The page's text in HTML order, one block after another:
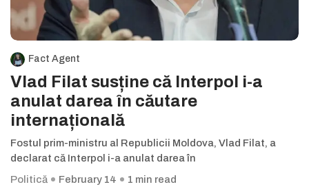
Fact Agent
Vlad Filat susține că Interpol i-a
anulat darea în căutare
internațională
Fostul prim-ministru al Republicii Moldova, Vlad Filat, a
declarat că Interpol i-a anulat darea în
Politică
February 14 1 min read